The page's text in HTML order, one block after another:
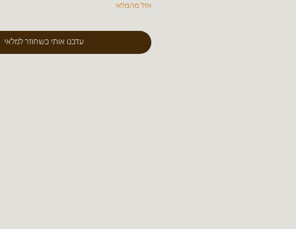
אזל מהמלאי
עדכנו אותי כשחוזר למלאי